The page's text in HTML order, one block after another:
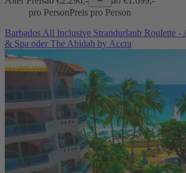
pro PersonPreis pro Person
Barbados All Inclusive Strandurlaub Roulette -
& Spa oder The Abidah by Accra